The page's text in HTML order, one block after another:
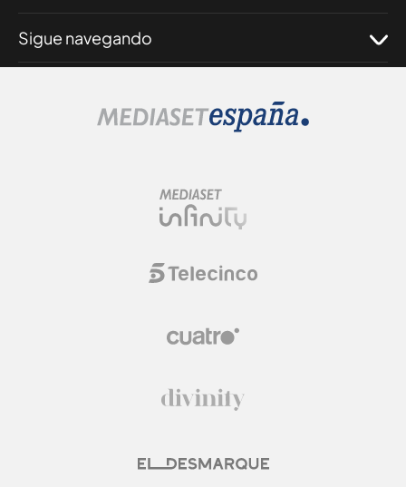
Sigue navegando